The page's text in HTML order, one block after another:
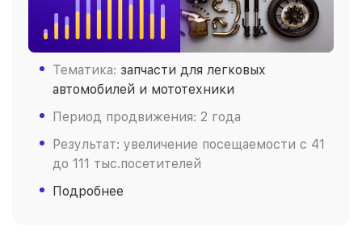
Тематика: запчасти для легковых
автомобилей и мототехники
Период продвижения: 2 года
Результат: увеличение посещаемости с 41
до 111 тыс.посетителей
Подробнее